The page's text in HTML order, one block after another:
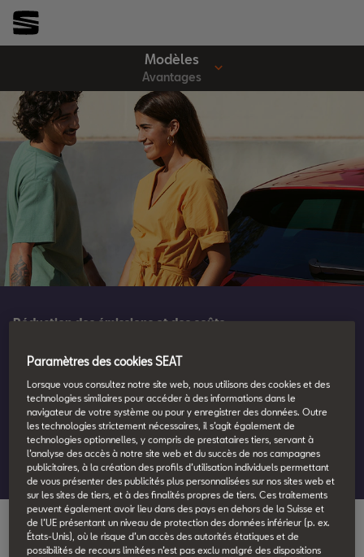
Modèles
Avantages
Réduction des émissions et des coûts
Convaincant.
Tout en réduisant les émissions de CO2 et en diminuant vos
coûts, les moteurs électriques offrent une expérience de
conduite plus raffinée et une accélération plus vive.
Conduite électrique
Paramètres des cookies SEAT
Lorsque vous consultez notre site web, nous utilisons des cookies et des
technologies similaires pour accéder à des informations dans le
navigateur de votre système ou pour y enregistrer des données. Outre
les technologies strictement nécessaires, il s’agit également de
technologies optionnelles, y compris de prestataires tiers, servant à
l’analyse des accès à notre site web et du succès de nos campagnes
publicitaires, à la création des profils d’utilisation individuels permettant
de vous présenter des publicités plus personnalisées sur nos sites web et
sur les sites de tiers, et à des finalités propres de tiers. Ces traitements
peuvent également avoir lieu dans des pays en dehors de la Suisse et
de l’UE présentant un niveau de protection des données inférieur (p. ex.
États-Unis), où le risque d’un accès des autorités étatiques et de
possibilités de recours limitées n’est pas exclu malgré des dispositions